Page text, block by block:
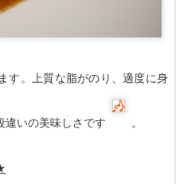
す。上質な脂がのり、適度に身
違いの美味しさです 。